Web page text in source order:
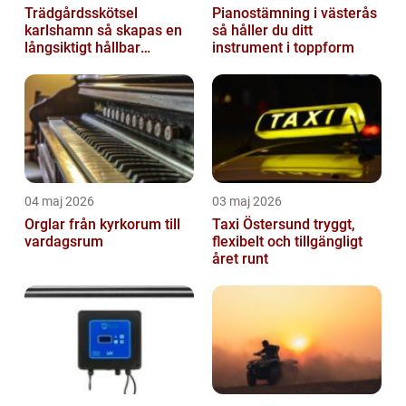
Trädgårdsskötsel
karlshamn så skapas en
långsiktigt hållbar
Pianostämning i västerås
så håller du ditt
instrument i toppform
04 maj 2026
Orglar från kyrkorum till
vardagsrum
03 maj 2026
Taxi Östersund tryggt,
flexibelt och tillgängligt
året runt